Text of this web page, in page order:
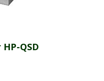
QSD